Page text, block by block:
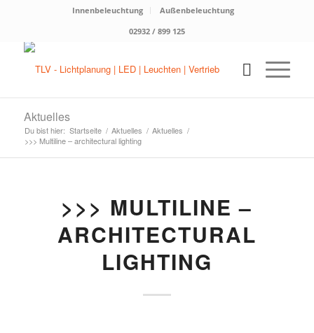
Innenbeleuchtung
Außenbeleuchtung
02932 / 899 125
Aktuelles
Du bist hier: Startseite / Aktuelles / Aktuelles /
>>> Multiline – architectural lighting
>>> MULTILINE –
ARCHITECTURAL
LIGHTING